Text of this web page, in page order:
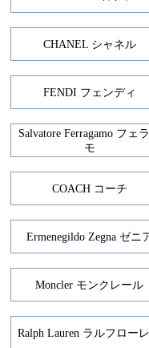
CHANEL シャネル
FENDI フェンディ
Salvatore Ferragamo フェ
モ
COACH コーチ
Ermenegildo Zegna ゼニ
Moncler モンクレール
Ralph Lauren ラルフロー